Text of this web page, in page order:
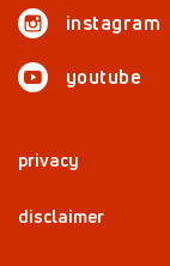
instagram
youtube
privacy
disclaimer